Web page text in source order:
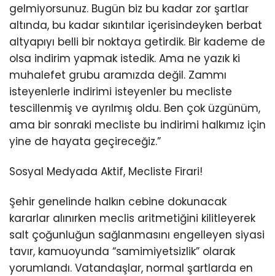
gelmiyorsunuz. Bugün biz bu kadar zor şartlar
altında, bu kadar sıkıntılar içerisindeyken berbat
altyapıyı belli bir noktaya getirdik. Bir kademe de
olsa indirim yapmak istedik. Ama ne yazık ki
muhalefet grubu aramızda değil. Zammı
isteyenlerle indirimi isteyenler bu mecliste
tescillenmiş ve ayrılmış oldu. Ben çok üzgünüm,
ama bir sonraki mecliste bu indirimi halkımız için
yine de hayata geçireceğiz.”
Sosyal Medyada Aktif, Mecliste Firari!
Şehir genelinde halkın cebine dokunacak
kararlar alınırken meclis aritmetiğini kilitleyerek
salt çoğunluğun sağlanmasını engelleyen siyasi
tavır, kamuoyunda “samimiyetsizlik” olarak
yorumlandı. Vatandaşlar, normal şartlarda en